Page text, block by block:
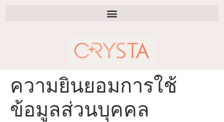
ความยินยอมการใช้
ข้อมูลส่วนบุคคล